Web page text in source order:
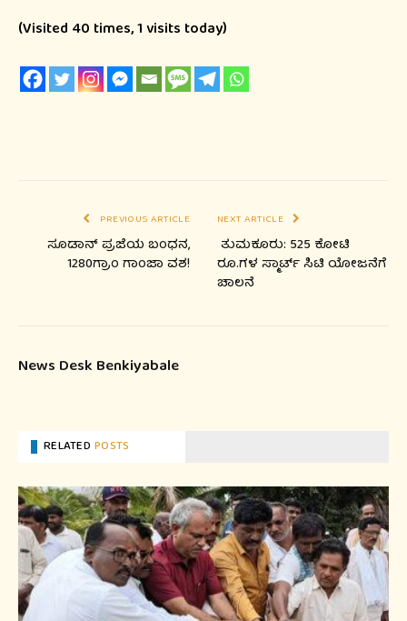
(Visited 40 times, 1 visits today)
PREVIOUS ARTICLE
ಸೂಡಾನ್ ಪ್ರಜೆಯ ಬಂಧನ,
1280ಗ್ರಾಂ ಗಾಂಜಾ ವಶ!
NEXT ARTICLE
ತುಮಕೂರು: 525 ಕೋಟಿ
ರೂ.ಗಳ ಸ್ಮಾರ್ಟ್ ಸಿಟಿ ಯೋಜನೆಗೆ
ಚಾಲನೆ
News Desk Benkiyabale
RELATEDPOSTS